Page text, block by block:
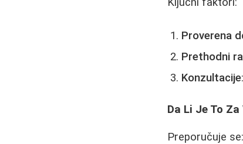
Proverena
Prethodni
Konzultacije
Da Li Je To Za
Preporučuje se: